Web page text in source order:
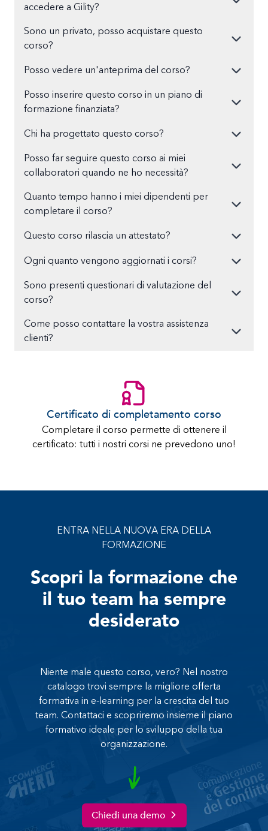
accedere a Gility?
Sono un privato, posso acquistare questo
corso?
Posso vedere un'anteprima del corso?
Posso inserire questo corso in un piano di
formazione finanziata?
Chi ha progettato questo corso?
Posso far seguire questo corso ai miei
collaboratori quando ne ho necessità?
Quanto tempo hanno i miei dipendenti per
completare il corso?
Questo corso rilascia un attestato?
Ogni quanto vengono aggiornati i corsi?
Sono presenti questionari di valutazione del
corso?
Come posso contattare la vostra assistenza
clienti?
Certificato di completamento corso
Completare il corso permette di ottenere il
certificato: tutti i nostri corsi ne prevedono uno!
ENTRA NELLA NUOVA ERA DELLA
FORMAZIONE
Scopri la formazione che
il tuo team ha sempre
desiderato
Niente male questo corso, vero? Nel nostro
catalogo trovi sempre la migliore offerta
formativa in e-learning per la crescita del tuo
team. Contattaci e scopriremo insieme il piano
formativo ideale per lo sviluppo della tua
organizzazione.
Chiedi una demo